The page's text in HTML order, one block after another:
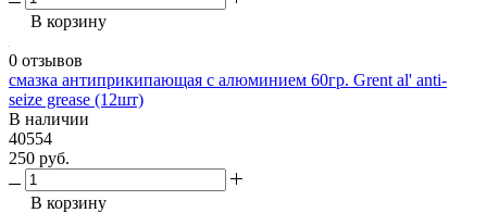
В корзину
0 отзывов
смазка антиприкипающая с алюминием 60гр. Grent al' anti-
seize grease (12шт)
В наличии
40554
250 руб.
В корзину